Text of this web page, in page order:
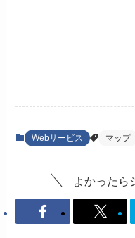
Webサービス マップ
よかったら